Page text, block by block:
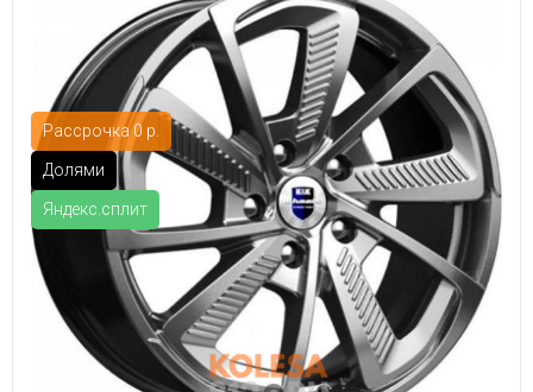
Рассрочка 0 р.
Долями
Яндекс.сплит